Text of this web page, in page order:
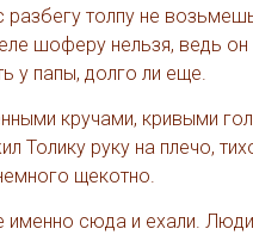
разбегу толпу не
шоферу нельзя, ведь
у папы, долго ли еще.
кручами, кривыми
Толику руку на плечо,
щекотно.
именно сюда и ехали.